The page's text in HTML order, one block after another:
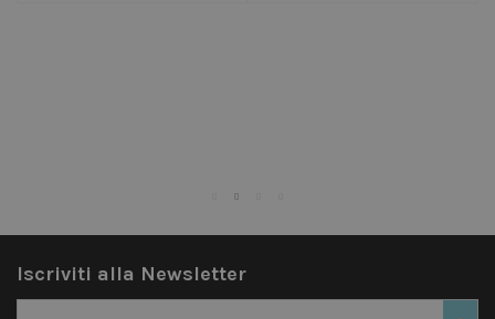
Iscriviti alla Newsletter